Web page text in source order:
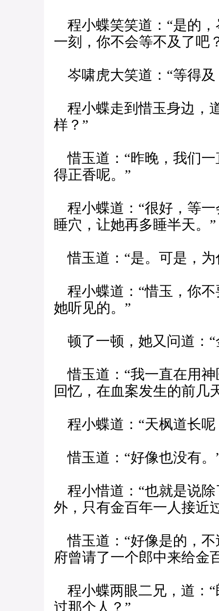
程小蝶笑笑道：“是的
一刻，你不会等不及了吧
岑啸虎大笑道：“等得及
程小蝶走到惜玉身边，
样？”
惜玉道：“昨晚，我们
得正香呢。”
程小蝶道：“很好，等
睡穴，让她再多睡半天。”
惜玉道：“是。可是，
程小蝶道：“惜玉，你
她听见的。”
顿了一顿，她又问道：“
惜玉道：“我一直在用
回忆，在血案发生的前几
程小蝶道：“天枫道长呢
惜玉道：“好像也没有。
程小惜道：“也就是说
外，只有金百年一人接近
惜玉道：“好像是的，
府曾请了一个郎中来给金
程小蝶两眼二兄，道：
过那个人？”